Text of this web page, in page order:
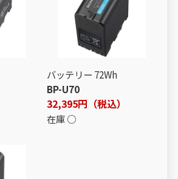
バッテリー 72Wh
BP-U70
32,395円（税込）
在庫 ○